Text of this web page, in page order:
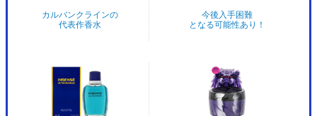
カルバンクラインの
代表作香水
今後入手困難
となる可能性あり！